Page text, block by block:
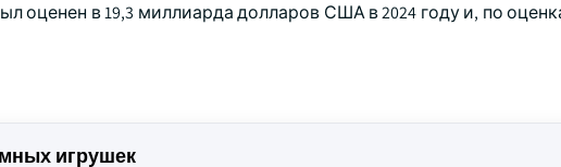
в 19,3 миллиарда долларов США в 2024 году и, по
игрушек